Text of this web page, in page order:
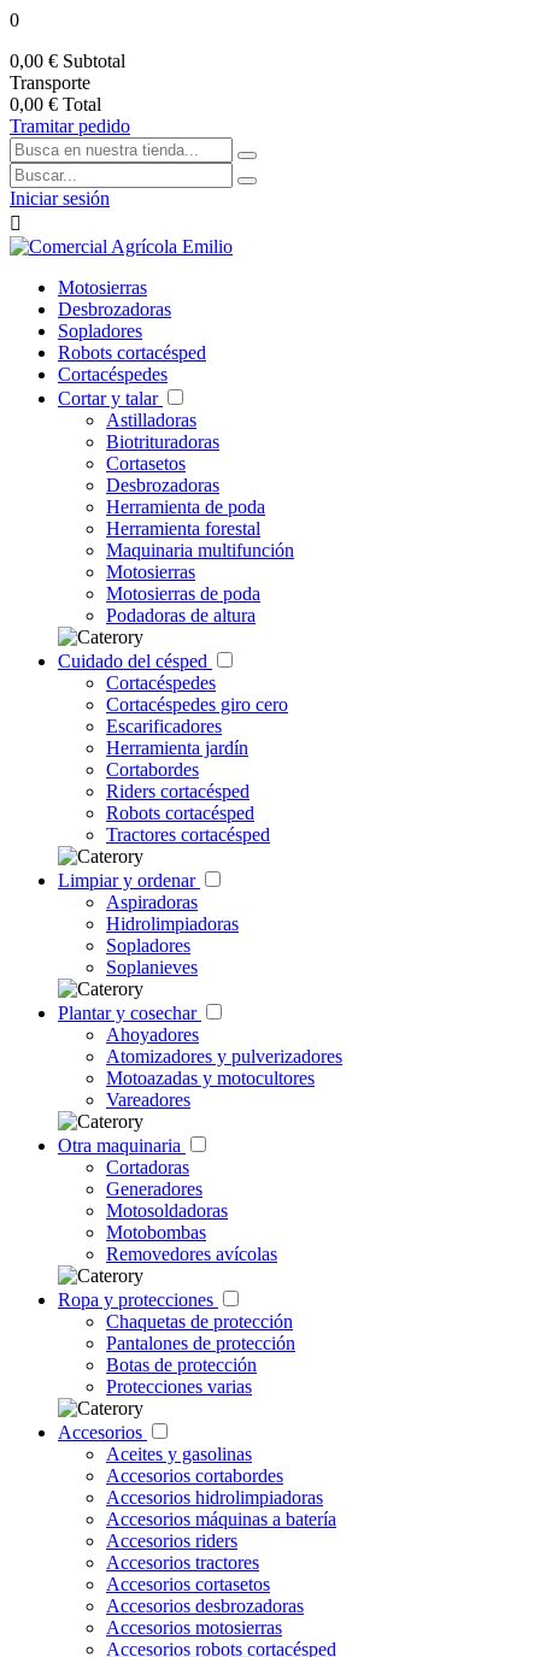
0
0,00 € Subtotal
Transporte
0,00 € Total
Tramitar pedido
Iniciar sesión

Motosierras
Desbrozadoras
Sopladores
Robots cortacésped
Cortacéspedes
Cortar y talar
Astilladoras
Biotrituradoras
Cortasetos
Desbrozadoras
Herramienta de poda
Herramienta forestal
Maquinaria multifunción
Motosierras
Motosierras de poda
Podadoras de altura
Cuidado del césped
Cortacéspedes
Cortacéspedes giro cero
Escarificadores
Herramienta jardín
Cortabordes
Riders cortacésped
Robots cortacésped
Tractores cortacésped
Limpiar y ordenar
Aspiradoras
Hidrolimpiadoras
Sopladores
Soplanieves
Plantar y cosechar
Ahoyadores
Atomizadores y pulverizadores
Motoazadas y motocultores
Vareadores
Otra maquinaria
Cortadoras
Generadores
Motosoldadoras
Motobombas
Removedores avícolas
Ropa y protecciones
Chaquetas de protección
Pantalones de protección
Botas de protección
Protecciones varias
Accesorios
Aceites y gasolinas
Accesorios cortabordes
Accesorios hidrolimpiadoras
Accesorios máquinas a batería
Accesorios riders
Accesorios tractores
Accesorios cortasetos
Accesorios desbrozadoras
Accesorios motosierras
Accesorios robots cortacésped